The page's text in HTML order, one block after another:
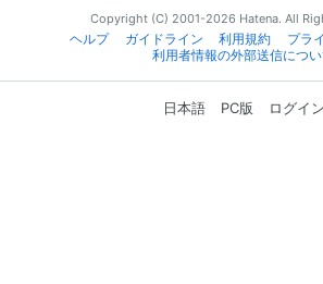
Copyright (C) 2001-2026 Hatena. All
ヘルプ
ガイドライン 利用規約
プラ
利用者情報の外部送信につ
日本語 PC版 ログイン